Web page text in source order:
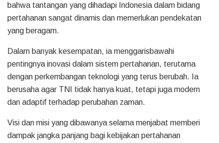
bahwa tantangan yang dihadapi Indonesia dalam bidang
pertahanan sangat dinamis dan memerlukan pendekatan
yang beragam.
Dalam banyak kesempatan, ia menggarisbawahi
pentingnya inovasi dalam sistem pertahanan, terutama
dengan perkembangan teknologi yang terus berubah. Ia
berusaha agar TNI tidak hanya kuat, tetapi juga modern
dan adaptif terhadap perubahan zaman.
Visi dan misi yang dibawanya selama menjabat memberi
dampak jangka panjang bagi kebijakan pertahanan